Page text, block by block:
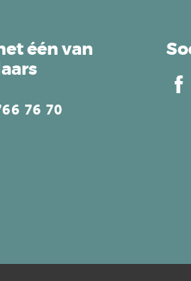
één van
76 70